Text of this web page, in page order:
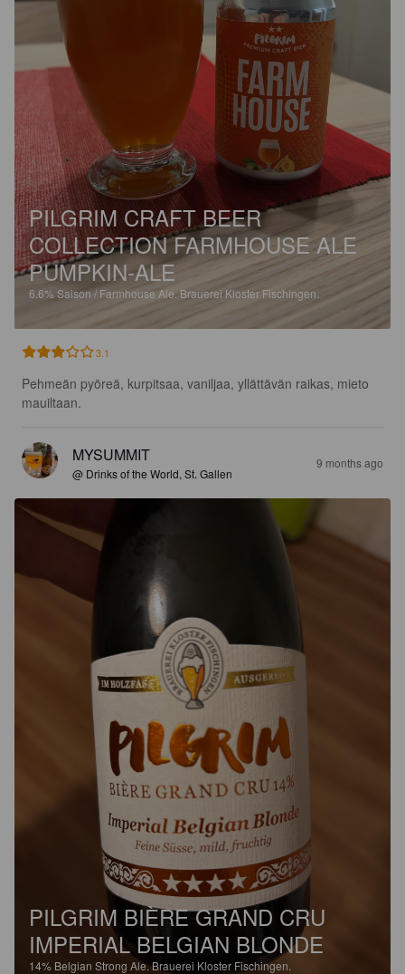
PILGRIM CRAFT BEER
COLLECTION FARMHOUSE ALE
PUMPKIN-ALE
6.6% Saison / Farmhouse Ale. Brauerei Kloster Fischingen.
3.1
Pehmeän pyöreä, kurpitsaa, vaniljaa, yllättävän raikas, mieto
mauiltaan.
MYSUMMIT
@ Drinks of the World, St. Gallen
9 months ago
PILGRIM BIÈRE GRAND CRU
IMPERIAL BELGIAN BLONDE
14% Belgian Strong Ale.Brauerei Kloster Fischingen.